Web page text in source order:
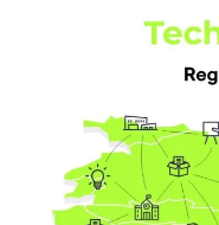
ONZE
KALENDER!